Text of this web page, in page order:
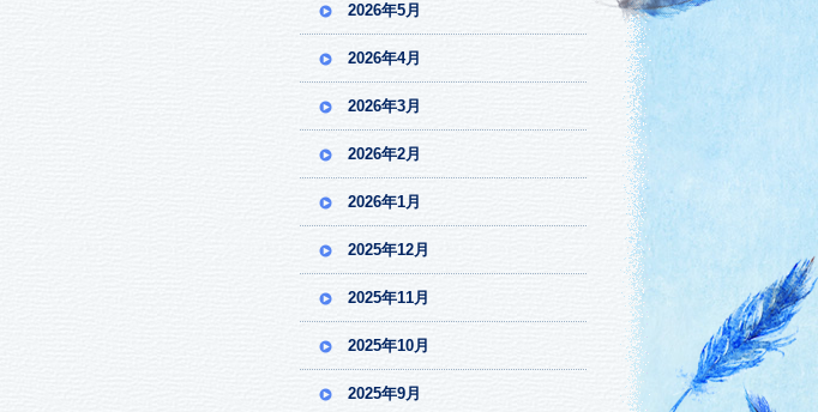
2026年5月
2026年4月
2026年3月
2026年2月
2026年1月
2025年12月
2025年11月
2025年10月
2025年9月